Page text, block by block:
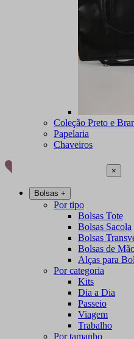
Coleção Preto e
Papelaria
Chaveiros
×
Bolsas +
Por tipo
Bolsas Tote
Bolsas Sacola
Bolsas
Bolsas de
Alças para
Por categoria
Kits
Dia a Dia
Passeio
Viagem
Trabalho
Por tamanho